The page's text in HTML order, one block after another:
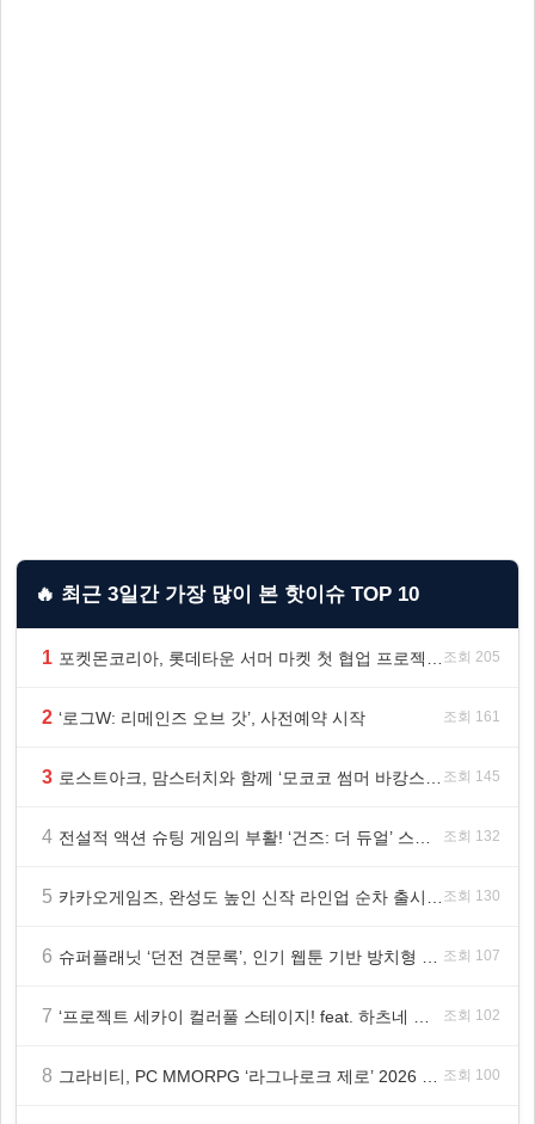
🔥 최근 3일간 가장 많이 본 핫이슈 TOP 10
1 조회 205
2 ‘로그W: 리메인즈 오브 갓’, 사전예약 시작 조회 161
3 조회 145
4 조회 132
5 조회 130
6 조회 107
7 조회 102
8 조회 100